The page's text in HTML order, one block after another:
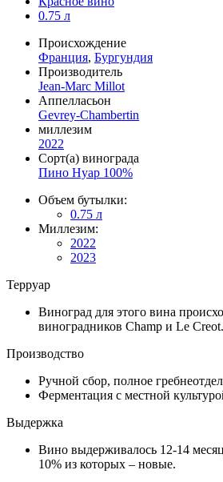
0.75 л
Происхождение
Франция, Бургундия
Производитель
Jean-Marc Millot
Аппелласьон
Gevrey-Chambertin
миллезим
2022
Сорт(а) винограда
Пино Нуар 100%
Объем бутылки:
0.75 л
Миллезим:
2022
2023
Терруар
Виноград для этого вина
виноградников Champ и Le Creot.
Производство
Ручной сбор, полное
Ферментация с местной
Выдержка
Вино выдерживалось 12-14
10% из которых – новые.